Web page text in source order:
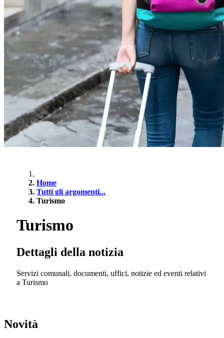
Home
Tutti gli argomenti...
Turismo
Turismo
Dettagli della notizia
Servizi comunali, documenti, uffici, notizie ed eventi relativi
a Turismo
Novità